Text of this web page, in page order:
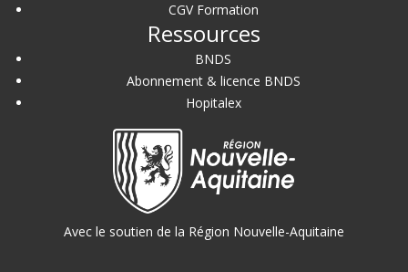
CGV Formation
Ressources
BNDS
Abonnement & licence BNDS
Hopitalex
Avec le soutien de la Région Nouvelle-Aquitaine